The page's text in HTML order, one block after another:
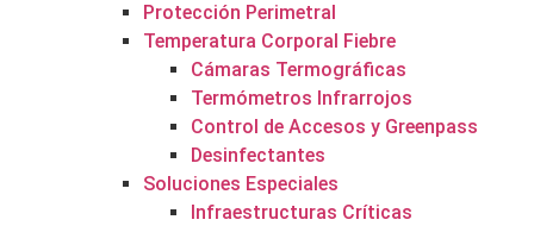
Protección Perimetral
Temperatura Corporal Fiebre
Cámaras Termográficas
Termómetros Infrarrojos
Control de Accesos y Greenpass
Desinfectantes
Soluciones Especiales
Infraestructuras Críticas